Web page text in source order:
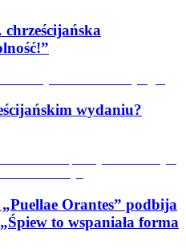
wydaniu?
Orantes” podbija
to wspaniała forma